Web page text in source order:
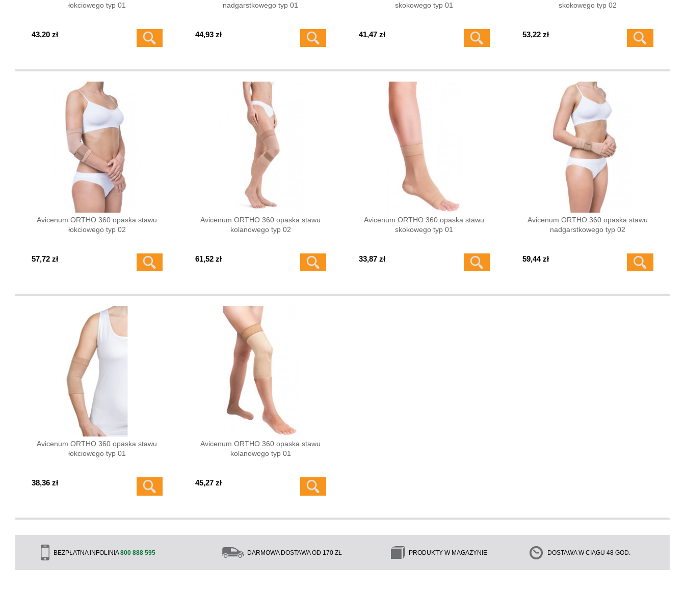
łokciowego typ 01
43,20 zł
nadgarstkowego typ 01
44,93 zł
skokowego typ 01
41,47 zł
skokowego typ 02
53,22 zł
Avicenum ORTHO 360 opaska stawu
łokciowego typ 02
57,72 zł
Avicenum ORTHO 360 opaska stawu
kolanowego typ 02
61,52 zł
Avicenum ORTHO 360 opaska stawu
skokowego typ 01
33,87 zł
Avicenum ORTHO 360 opaska stawu
nadgarstkowego typ 02
59,44 zł
Avicenum ORTHO 360 opaska stawu
łokciowego typ 01
38,36 zł
Avicenum ORTHO 360 opaska stawu
kolanowego typ 01
45,27 zł
BEZPŁATNA INFOLINIA800 888 595 DARMOWA DOSTAWA OD 170 ZŁ PRODUKTY W MAGAZYNIE DOSTAWA W CIĄGU 48 GOD.